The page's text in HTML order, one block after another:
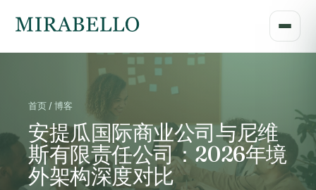
首页 / 博客
安提瓜国际商业公司与尼维
斯有限责任公司：2026年境
外架构深度对比